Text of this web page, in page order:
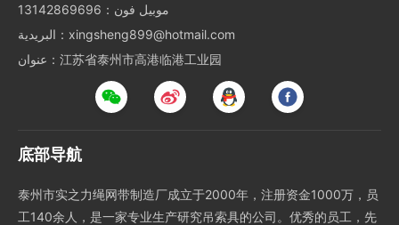
موبيل فون：13142869696
البريدية：xingsheng899@hotmail.com
عنوان：江苏省泰州市高港临港工业园
底部导航
泰州市实之力绳网带制造厂成立于2000年，注册资金1000万，员
工140余人，是一家专业生产研究吊索具的公司。优秀的员工，先